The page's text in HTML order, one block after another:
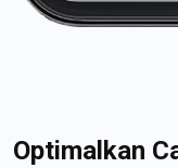
Optimalkan